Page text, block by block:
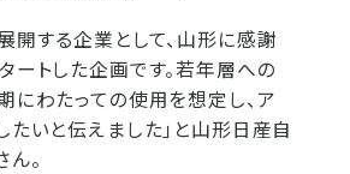
開する企業として、山形に感謝
ートした企画です。若年層への
にわたっての使用を想定し、ア
たいと伝えました」と山形日産自
。